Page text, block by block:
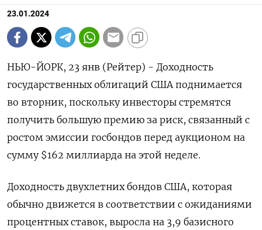
23.01.2024
НЬЮ-ЙОРК, 23 янв (Рейтер) - Доходность
государственных облигаций США поднимается
во вторник, поскольку инвесторы стремятся
получить большую премию за риск, связанный с
ростом эмиссии госбондов перед аукционом на
сумму $162 миллиарда на этой неделе.
Доходность двухлетних бондов США, которая
обычно движется в соответствии с ожиданиями
процентных ставок, выросла на 3,9 базисного